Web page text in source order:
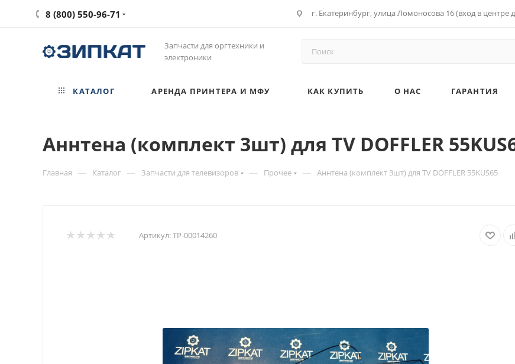
8 (800) 550-96-71 г. Екатеринбург, улица Ломоносова 16 (вход в центре
Запчасти для оргтехники и
электроники
КАТАЛОГ АРЕНДА ПРИНТЕРА И МФУ КАК КУПИТЬ О НАС ГАРАНТИЯ
Аннтена (комплект 3шт) для TV DOFFLER
Главная — Каталог — Запчасти для телевизоров — Прочее — Аннтена (комплект 3шт) для TV DOFFLER 55KUS65
Артикул:ТР-00014260